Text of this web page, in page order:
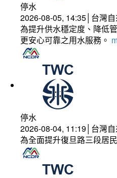
停水
2026-08-05, 14:35│台灣
為提升供水穩定度、降低
更安心可靠之用水服務。
停水
2026-08-04, 11:19│台灣
為全面提升復旦路三段居